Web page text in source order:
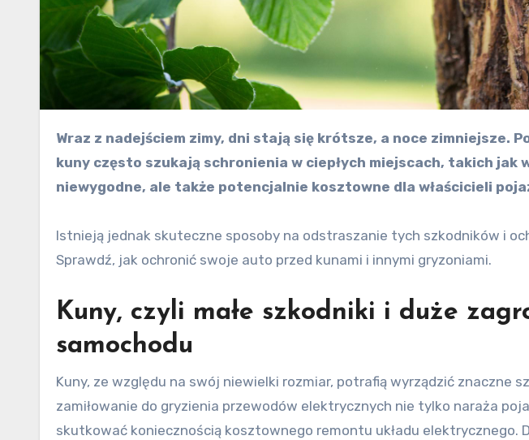
Wraz z nadejściem zimy, dni stają się krótsze, a noce zimniejsze. Podczas tej pory roku gryzonie i
kuny często szukają schronienia w ciepłych miejscach, takich jak
niewygodne, ale także potencjalnie kosztowne dla właścicieli
Istnieją jednak skuteczne sposoby na odstraszanie tych szkodników i
Sprawdź, jak ochronić swoje auto przed kunami i innymi gryzoniami.
Kuny, czyli małe szkodniki i duże
samochodu
Kuny, ze względu na swój niewielki rozmiar, potrafią wyrządzić znaczne
zamiłowanie do gryzienia przewodów elektrycznych nie tylko naraża
skutkować koniecznością kosztownego remontu układu